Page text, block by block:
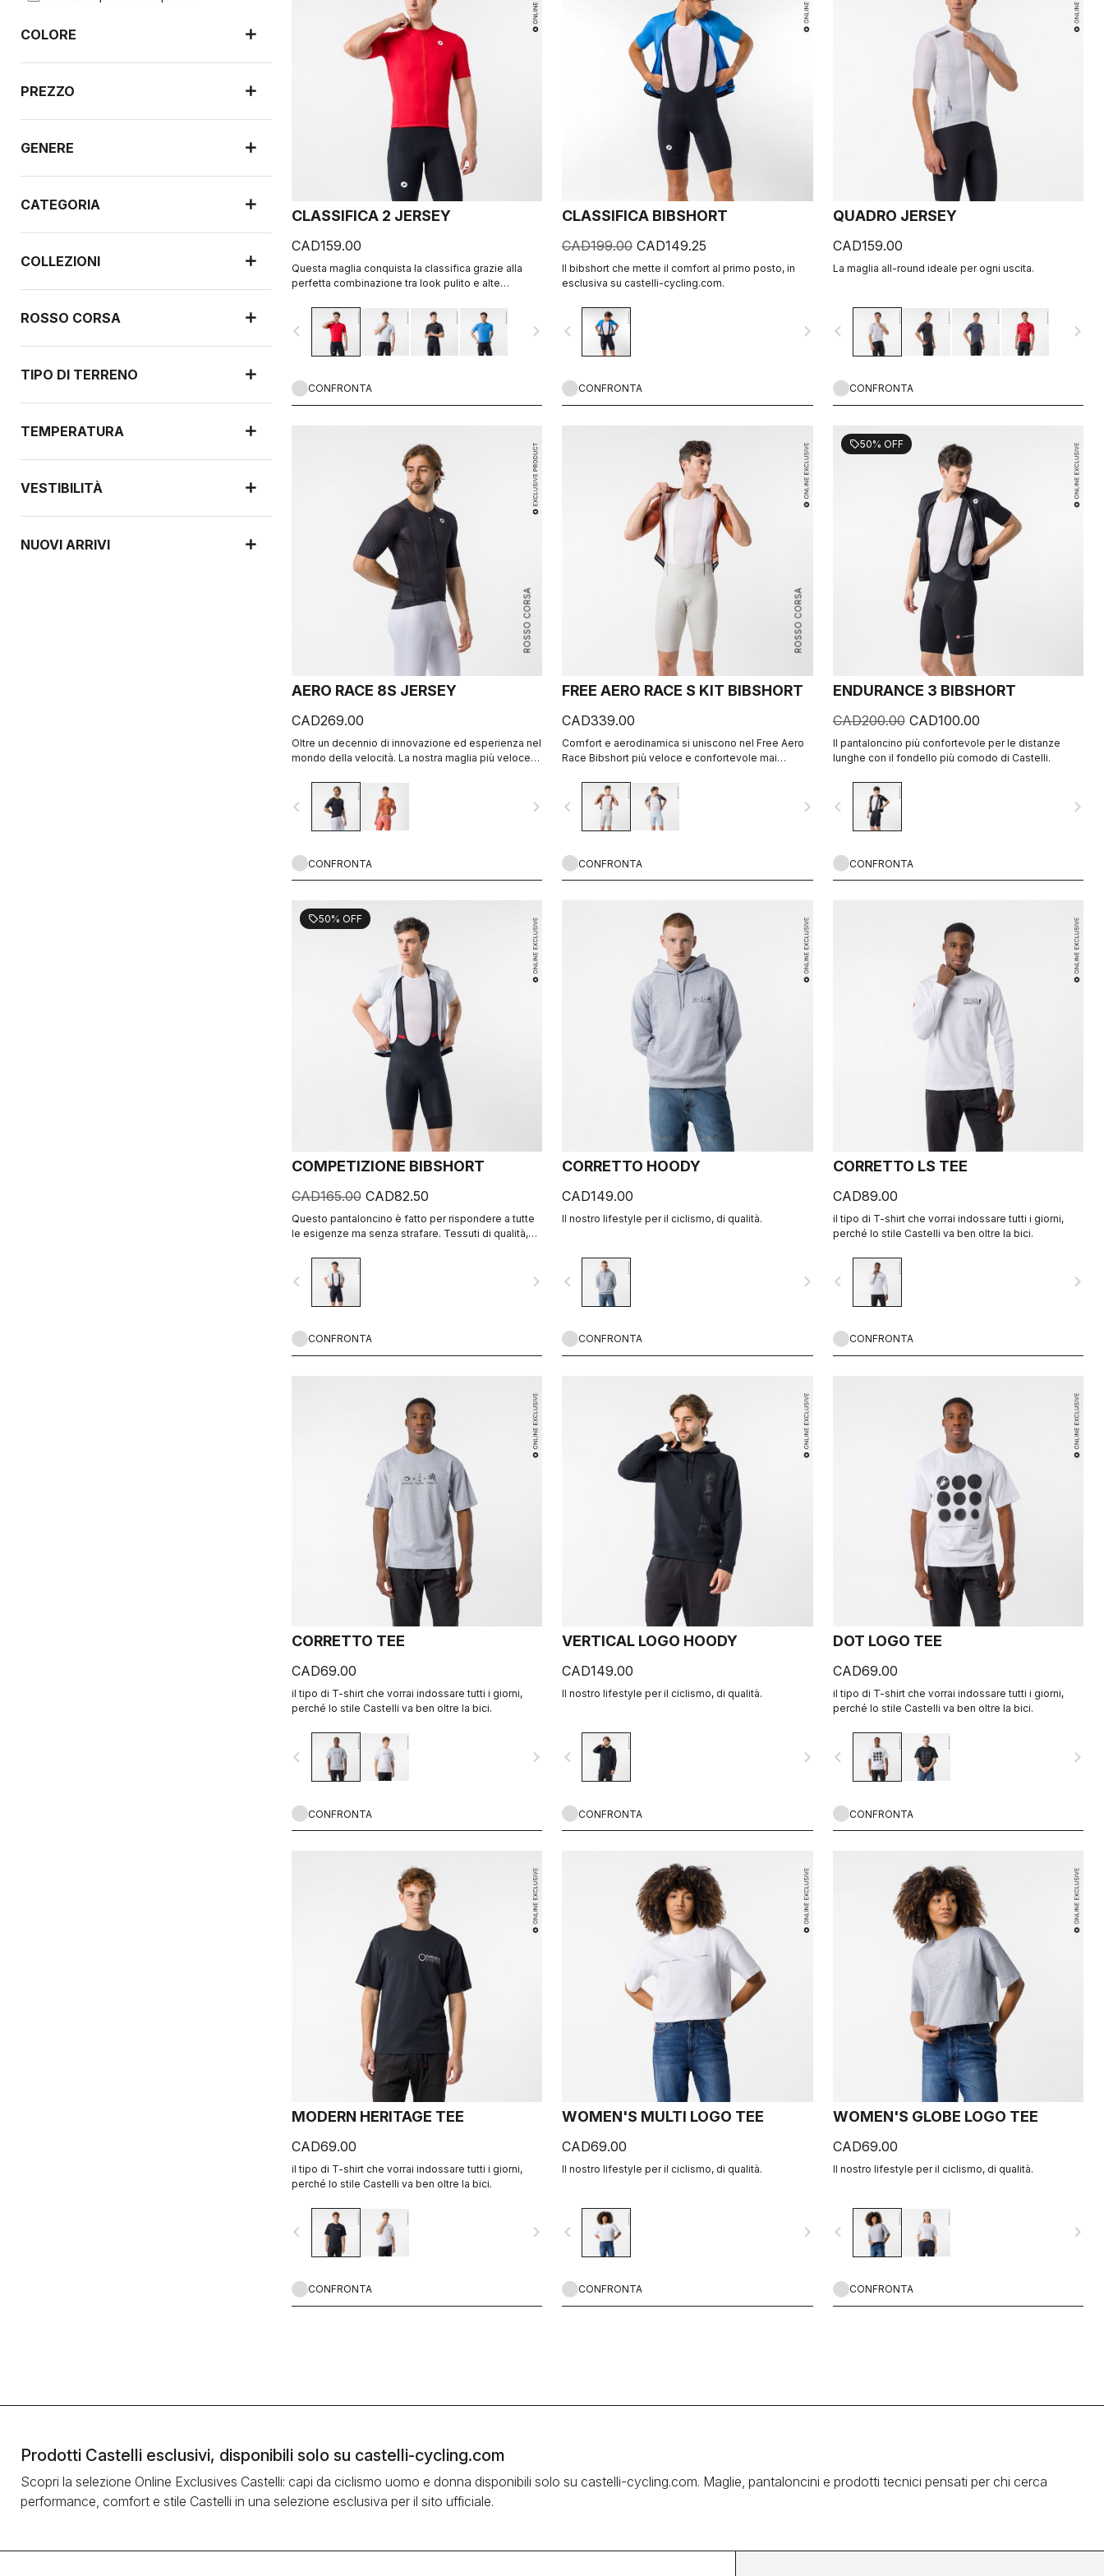
COLORE
PREZZO
GENERE
CATEGORIA
COLLEZIONI
ROSSO CORSA
TIPO DI TERRENO
TEMPERATURA
VESTIBILITÀ
NUOVI ARRIVI
CLASSIFICA 2 JERSEY
CAD159.00
Questa maglia conquista la classifica grazie alla
perfetta combinazione tra look pulito e alte
offre comfort e un’estetica raffinata, in una maglia
che sarai felice di indossare per pedalare tutto il
navigate_before navigate_next
CONFRONTA
CLASSIFICA BIBSHORT
CAD199.00 CAD149.25
Il bibshort che mette il comfort al primo posto, in
esclusiva su castelli-cycling.com.
navigate_before navigate_next
CONFRONTA
QUADRO JERSEY
CAD159.00
La maglia all-round ideale per ogni uscita.
navigate_before navigate_next
CONFRONTA
ROSSO CORSA
AERO RACE 8S JERSEY
CAD269.00
Oltre un decennio di innovazione ed esperienza nel
mondo della velocità. La nostra maglia più veloce
navigate_before navigate_next
CONFRONTA
ROSSO CORSA
FREE AERO RACE S KIT BIBSHORT
CAD339.00
Comfort e aerodinamica si uniscono nel Free Aero
Race Bibshort più veloce e confortevole mai
navigate_before navigate_next
CONFRONTA
sell50% OFF
ENDURANCE 3 BIBSHORT
CAD200.00 CAD100.00
Il pantaloncino più confortevole per le distanze
lunghe con il fondello più comodo di Castelli.
navigate_before navigate_next
CONFRONTA
sell50% OFF
COMPETIZIONE BIBSHORT
CAD165.00 CAD82.50
Questo pantaloncino è fatto per rispondere a tutte
le esigenze ma senza strafare. Tessuti di qualità,
Air2 e lo stesso elastico a fondo gamba GIRO4.
navigate_before navigate_next
CONFRONTA
CORRETTO HOODY
CAD149.00
Il nostro lifestyle per il ciclismo, di qualità.
navigate_before navigate_next
CONFRONTA
CORRETTO LS TEE
CAD89.00
il tipo di T-shirt che vorrai indossare tutti i giorni,
perché lo stile Castelli va ben oltre la bici.
navigate_before navigate_next
CONFRONTA
CORRETTO TEE
CAD69.00
il tipo di T-shirt che vorrai indossare tutti i giorni,
perché lo stile Castelli va ben oltre la bici.
navigate_before navigate_next
CONFRONTA
VERTICAL LOGO HOODY
CAD149.00
Il nostro lifestyle per il ciclismo, di qualità.
navigate_before navigate_next
CONFRONTA
DOT LOGO TEE
CAD69.00
il tipo di T-shirt che vorrai indossare tutti i giorni,
perché lo stile Castelli va ben oltre la bici.
navigate_before navigate_next
CONFRONTA
MODERN HERITAGE TEE
CAD69.00
il tipo di T-shirt che vorrai indossare tutti i giorni,
perché lo stile Castelli va ben oltre la bici.
navigate_before navigate_next
CONFRONTA
WOMEN'S MULTI LOGO TEE
CAD69.00
Il nostro lifestyle per il ciclismo, di qualità.
navigate_before navigate_next
CONFRONTA
WOMEN'S GLOBE LOGO TEE
CAD69.00
Il nostro lifestyle per il ciclismo, di qualità.
navigate_before navigate_next
CONFRONTA
Prodotti Castelli esclusivi, disponibili solo su castelli-cycling.com
Scopri la selezione Online Exclusives Castelli: capi da ciclismo uomo e donna disponibili solo su castelli-cycling.com. Maglie, pantaloncini e prodotti tecnici pensati per chi cerca
performance, comfort e stile Castelli in una selezione esclusiva per il sito ufficiale.